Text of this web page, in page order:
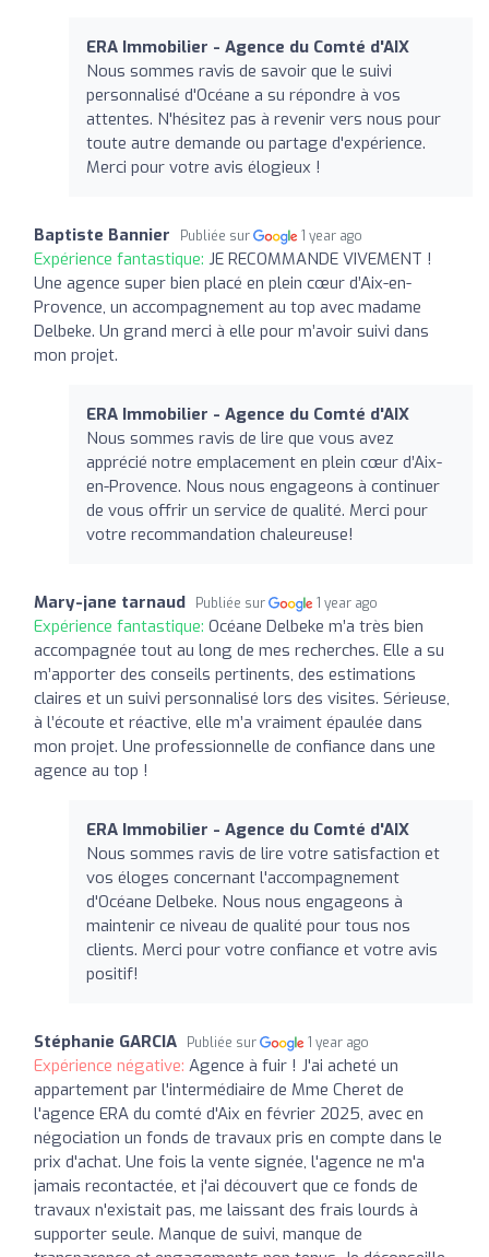
ERA Immobilier - Agence du Comté d'AIX
Nous sommes ravis de savoir que le suivi
personnalisé d'Océane a su répondre à vos
attentes. N'hésitez pas à revenir vers nous pour
toute autre demande ou partage d'expérience.
Merci pour votre avis élogieux !
Baptiste Bannier Publiée sur 1 year ago
Expérience fantastique: JE RECOMMANDE VIVEMENT !
Une agence super bien placé en plein cœur d’Aix-en-
Provence, un accompagnement au top avec madame
Delbeke. Un grand merci à elle pour m’avoir suivi dans
mon projet.
ERA Immobilier - Agence du Comté d'AIX
Nous sommes ravis de lire que vous avez
apprécié notre emplacement en plein cœur d’Aix-
en-Provence. Nous nous engageons à continuer
de vous offrir un service de qualité. Merci pour
votre recommandation chaleureuse!
Mary-jane tarnaud Publiée sur 1 year ago
Expérience fantastique: Océane Delbeke m’a très bien
accompagnée tout au long de mes recherches. Elle a su
m’apporter des conseils pertinents, des estimations
claires et un suivi personnalisé lors des visites. Sérieuse,
à l’écoute et réactive, elle m’a vraiment épaulée dans
mon projet. Une professionnelle de confiance dans une
agence au top !
ERA Immobilier - Agence du Comté d'AIX
Nous sommes ravis de lire votre satisfaction et
vos éloges concernant l'accompagnement
d'Océane Delbeke. Nous nous engageons à
maintenir ce niveau de qualité pour tous nos
clients. Merci pour votre confiance et votre avis
positif!
Stéphanie GARCIA Publiée sur 1 year ago
Expérience négative: Agence à fuir ! J'ai acheté un
appartement par l'intermédiaire de Mme Cheret de
l'agence ERA du comté d'Aix en février 2025, avec en
négociation un fonds de travaux pris en compte dans le
prix d'achat. Une fois la vente signée, l'agence ne m'a
jamais recontactée, et j'ai découvert que ce fonds de
travaux n'existait pas, me laissant des frais lourds à
supporter seule. Manque de suivi, manque de